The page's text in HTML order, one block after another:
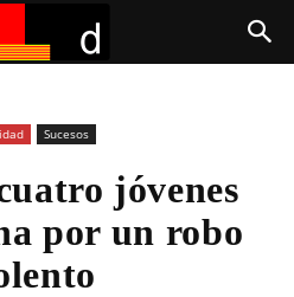
Sucesos
jóvenes
por un robo